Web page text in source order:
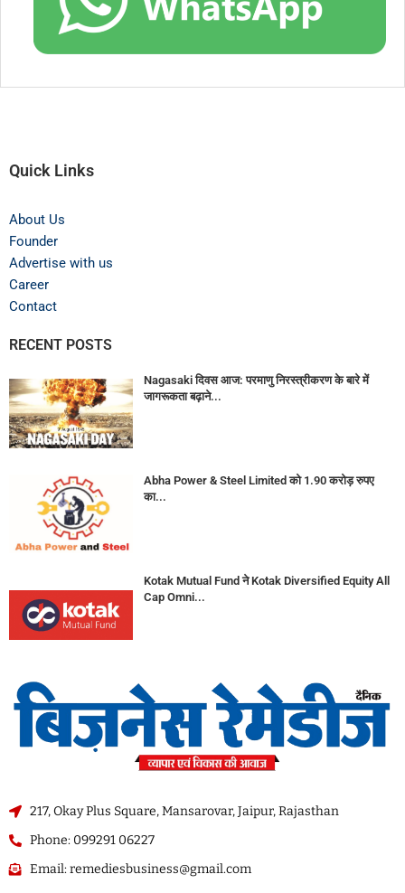
Quick Links
About Us
Founder
Advertise with us
Career
Contact
RECENT POSTS
Nagasaki दिवस आज: परमाणु निरस्त्रीकरण के बारे में
जागरूकता बढ़ाने...
Abha Power & Steel Limited को 1.90 करोड़ रुपए
का...
Kotak Mutual Fund ने Kotak Diversified Equity All
Cap Omni...
217, Okay Plus Square, Mansarovar, Jaipur, Rajasthan
Phone: 099291 06227
Email: remediesbusiness@gmail.com